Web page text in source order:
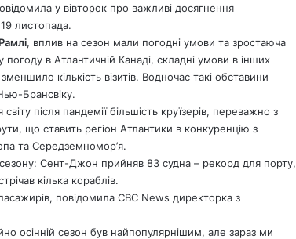
у вівторок про важливі досягнення
листопада.
, вплив на сезон мали погодні умови та зростаюча
в Атлантичній Канаді, складні умови в інших
кількість візитів. Водночас такі обставини
Брансвіку.
після пандемії більшість круїзерів, переважно з
що ставить регіон Атлантики в конкуренцію з
та Середземномор’я.
Сент-Джон прийняв 83 судна – рекорд для порту,
кілька кораблів.
повідомила CBC News директорка з
осінній сезон був найпопулярнішим, але зараз ми